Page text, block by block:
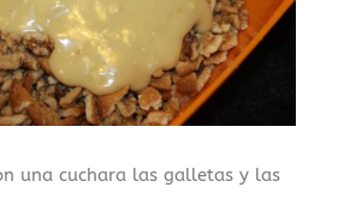
una cuchara las galletas y las